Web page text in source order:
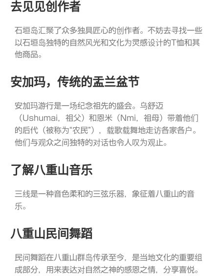
去见见创作者
石垣岛汇聚了众多独具匠心的创作者。不妨去寻找一些
以石垣岛独特的自然风光和文化为灵感设计的T恤和其
他商品。
安加玛，传统的盂兰盆节
安加玛游行是一场纪念祖先的盛会。乌舒迈
（Ushumai，祖父）和恩米（Nmi，祖母）带着他们
的后代（被称为“农民”），载歌载舞地走访各家各户。
他们与观众之间独特的对话也令人叹为观止。
了解八重山音乐
三线是一种音色柔和的三弦乐器，象征着八重山的音
乐。
八重山民间舞蹈
民间舞蹈在八重山群岛传承至今，是当地文化的重要组
成部分，用来表达对自然之神的感恩之情，分享喜悦。